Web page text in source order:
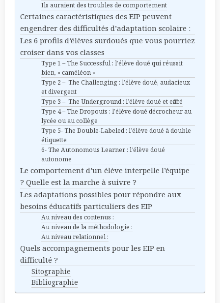
Ils auraient des troubles de comportement
Certaines caractéristiques des EIP peuvent
engendrer des difficultés d’adaptation scolaire :
Les 6 profils d’élèves surdoués que vous pourriez
croiser dans vos classes
Type 1 – The Successful : l’élève doué qui réussit
bien, « caméléon »
Type 2 – The Challenging : l’élève doué, audacieux
et divergent
Type 3 – The Underground : l’élève doué et effacé
Type 4 – The Dropouts : l’élève doué décrocheur au
lycée ou au collège
Type 5- The Double-Labeled : l’élève doué à double
étiquette
6- The Autonomous Learner : l’élève doué
autonome
Le comportement d’un élève interpelle l’équipe
? Quelle est la marche à suivre ?
Les adaptations possibles pour répondre aux
besoins éducatifs particuliers des EIP
Au niveau des contenus :
Au niveau de la méthodologie :
Au niveau relationnel :
Quels accompagnements pour les EIP en
difficulté ?
Sitographie
Bibliographie